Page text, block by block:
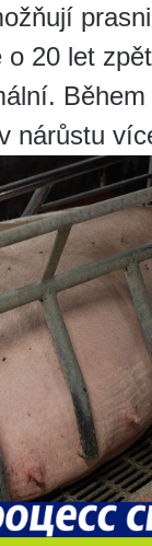
20 let
nárůstu